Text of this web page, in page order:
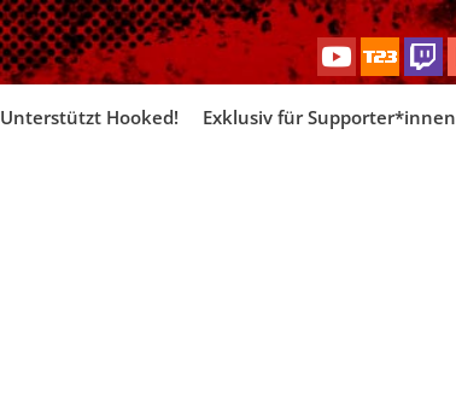
Skip
Unterstützt Hooked! Exklusiv für Supporter*innen